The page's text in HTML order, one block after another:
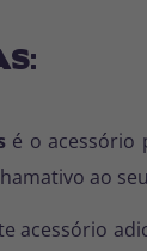
é o acessório
ao
acessório